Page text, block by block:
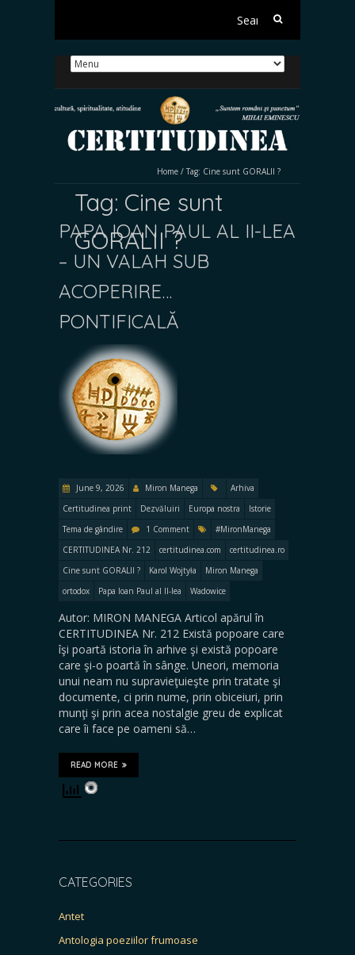
Search
Home / Tag: Cine sunt GORALII ?
Tag: Cine sunt
GORALII ?
PAPA IOAN PAUL AL II-LEA
– UN VALAH SUB
ACOPERIRE…
PONTIFICALĂ
June 9, 2026 Miron Manega
Arhiva
Certitudinea print
Dezvăluiri Europa nostra
Istorie
Tema de gândire
1 Comment
#MironManega
CERTITUDINEA Nr. 212
certitudinea.com
certitudinea.ro
Cine sunt GORALII ?
Karol Wojtyła
Miron Manega
ortodox
Papa Ioan Paul al II-lea Wadowice
Autor: MIRON MANEGA Articol apărul în
CERTITUDINEA Nr. 212 Există popoare care
îşi poartă istoria în arhive şi există popoare
care şi-o poartă în sânge. Uneori, memoria
unui neam nu supravieţuieşte prin tratate şi
documente, ci prin nume, prin obiceiuri, prin
munţi şi prin acea nostalgie greu de explicat
care îi face pe oameni să…
READ MORE
CATEGORIES
Antet
Antologia poeziilor frumoase